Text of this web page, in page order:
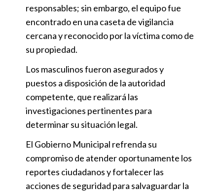
responsables; sin embargo, el equipo fue
encontrado en una caseta de vigilancia
cercana y reconocido por la víctima como de
su propiedad.
Los masculinos fueron asegurados y
puestos a disposición de la autoridad
competente, que realizará las
investigaciones pertinentes para
determinar su situación legal.
El Gobierno Municipal refrenda su
compromiso de atender oportunamente los
reportes ciudadanos y fortalecer las
acciones de seguridad para salvaguardar la